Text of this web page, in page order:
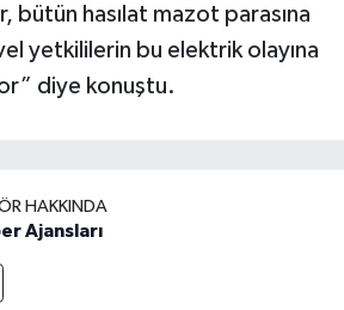
bütün hasılat mazot parasına
yetkililerin bu elektrik olayına
diye konuştu.
HAKKINDA
Ajansları